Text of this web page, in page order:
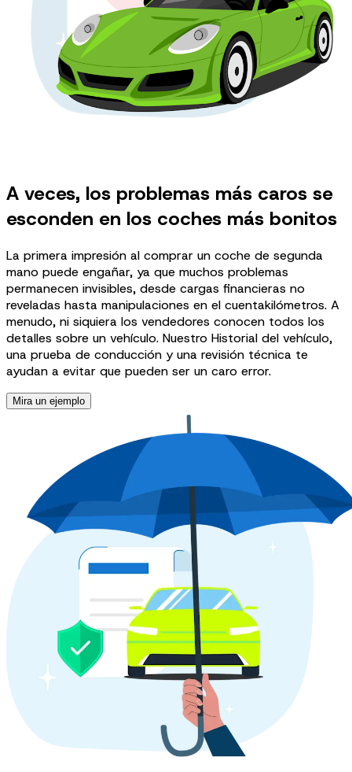
A veces, los problemas más caros se
esconden en los coches más bonitos
La primera impresión al comprar un coche de segunda
mano puede engañar, ya que muchos problemas
permanecen invisibles, desde cargas financieras no
reveladas hasta manipulaciones en el cuentakilómetros. A
menudo, ni siquiera los vendedores conocen todos los
detalles sobre un vehículo. Nuestro Historial del vehículo,
una prueba de conducción y una revisión técnica te
ayudan a evitar que pueden ser un caro error.
Mira un ejemplo